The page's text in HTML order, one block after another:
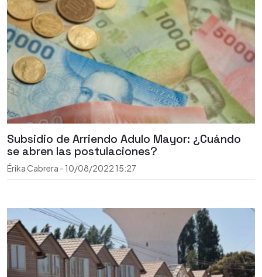
Subsidio de Arriendo Adulo Mayor: ¿Cuándo
se abren las postulaciones?
Érika Cabrera - 10/08/2022 15:27